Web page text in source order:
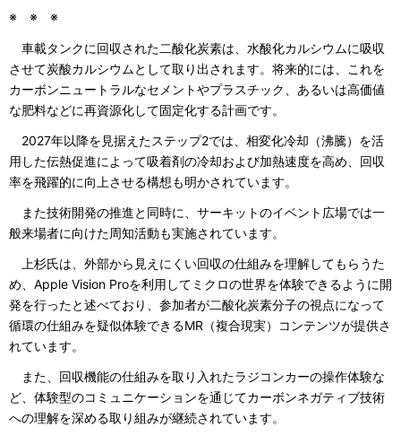
※ ※ ※
車載タンクに回収された二酸化炭素は、水酸化カルシウムに吸収
させて炭酸カルシウムとして取り出されます。将来的には、これを
カーボンニュートラルなセメントやプラスチック、あるいは高価値
な肥料などに再資源化して固定化する計画です。
2027年以降を見据えたステップ2では、相変化冷却（沸騰）を活
用した伝熱促進によって吸着剤の冷却および加熱速度を高め、回収
率を飛躍的に向上させる構想も明かされています。
また技術開発の推進と同時に、サーキットのイベント広場では一
般来場者に向けた周知活動も実施されています。
上杉氏は、外部から見えにくい回収の仕組みを理解してもらうた
め、Apple Vision Proを利用してミクロの世界を体験できるように開
発を行ったと述べており、参加者が二酸化炭素分子の視点になって
循環の仕組みを疑似体験できるMR（複合現実）コンテンツが提供さ
れています。
また、回収機能の仕組みを取り入れたラジコンカーの操作体験な
ど、体験型のコミュニケーションを通じてカーボンネガティブ技術
への理解を深める取り組みが継続されています。